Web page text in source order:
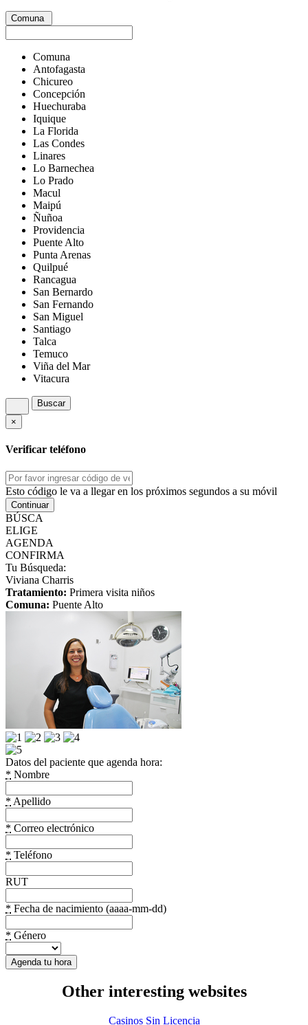
Comuna
Comuna
Antofagasta
Chicureo
Concepción
Huechuraba
Iquique
La Florida
Las Condes
Linares
Lo Barnechea
Lo Prado
Macul
Maipú
Ñuñoa
Providencia
Puente Alto
Punta Arenas
Quilpué
Rancagua
San Bernardo
San Fernando
San Miguel
Santiago
Talca
Temuco
Viña del Mar
Vitacura
Buscar
×
Verificar teléfono
Esto código le va a llegar en los próximos segundos a su móvil
Continuar
BÚSCA
ELIGE
AGENDA
CONFIRMA
Tu Búsqueda:
Viviana Charris
Tratamiento: Primera visita niños
Comuna: Puente Alto
Datos del paciente que agenda hora:
* Nombre
* Apellido
* Correo electrónico
* Teléfono
RUT
* Fecha de nacimiento (aaaa-mm-dd)
* Género
Other interesting websites
Casinos Sin Licencia